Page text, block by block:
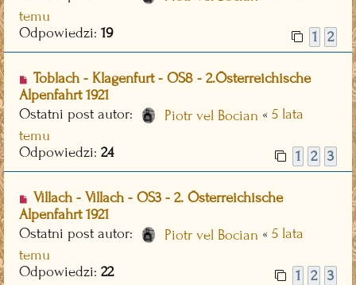
temu
Odpowiedzi: 19 1 2
Toblach - Klagenfurt - OS8 - 2.Österreichische
Alpenfahrt 1921
Ostatni post autor:
Piotr vel Bocian « 5 lata
temu
Odpowiedzi: 24 1 2 3
Villach - Villach - OS3 - 2. Österreichische
Alpenfahrt 1921
Ostatni post autor:
Piotr vel Bocian « 5 lata
temu
Odpowiedzi: 22 1 2 3